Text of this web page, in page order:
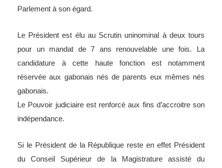
Parlement à son égard.
Le Président est élu au Scrutin uninominal à deux tours
pour un mandat de 7 ans renouvelable une fois. La
candidature à cette haute fonction est notamment
réservée aux gabonais nés de parents eux mêmes nés
gabonais.
Le Pouvoir judiciaire est renforcé aux fins d’accroitre son
indépendance.
Si le Président de la République reste en effet Président
du Conseil Supérieur de la Magistrature assisté du